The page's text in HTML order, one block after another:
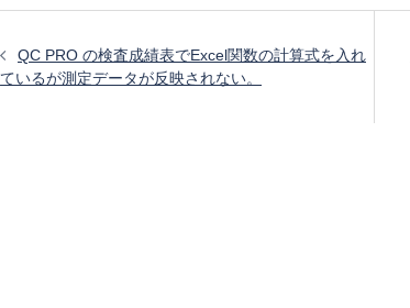
QC PRO の検査成績表でExcel関数の計算式を入れ
ているが測定データが反映されない。